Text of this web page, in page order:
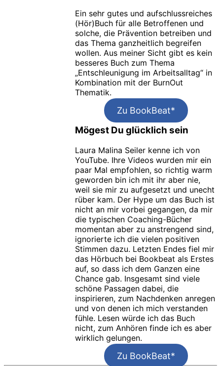
Ein sehr gutes und aufschlussreiches
(Hör)Buch für alle Betroffenen und
solche, die Prävention betreiben und
das Thema ganzheitlich begreifen
wollen. Aus meiner Sicht gibt es kein
besseres Buch zum Thema
„Entschleunigung im Arbeitsalltag“ in
Kombination mit der BurnOut
Thematik.
Zu BookBeat*
Mögest Du glücklich sein
Laura Malina Seiler kenne ich von
YouTube. Ihre Videos wurden mir ein
paar Mal empfohlen, so richtig warm
geworden bin ich mit ihr aber nie,
weil sie mir zu aufgesetzt und unecht
rüber kam. Der Hype um das Buch ist
nicht an mir vorbei gegangen, da mir
die typischen Coaching-Bücher
momentan aber zu anstrengend sind,
ignorierte ich die vielen positiven
Stimmen dazu. Letzten Endes fiel mir
das Hörbuch bei Bookbeat als Erstes
auf, so dass ich dem Ganzen eine
Chance gab. Insgesamt sind viele
schöne Passagen dabei, die
inspirieren, zum Nachdenken anregen
und von denen ich mich verstanden
fühle. Lesen würde ich das Buch
nicht, zum Anhören finde ich es aber
wirklich gelungen.
Zu BookBeat*